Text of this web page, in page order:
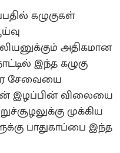
கழுகுகள்
அதிகமான
இந்த கழுகு
சேவையை
இழப்பின் விலையை
முக்கிய
பாதுகாப்பை இந்த